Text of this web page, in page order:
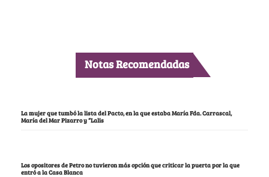
Notas Recomendadas
La mujer que tumbó la lista del Pacto, en la que estaba María Fda. Carrascal,
María del Mar Pizarro y “Lalis
Los opositores de Petro no tuvieron más opción que criticar la puerta por la que
entró a la Casa Blanca